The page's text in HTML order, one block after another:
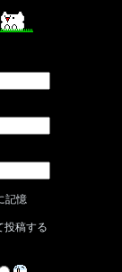
記憶
投稿する